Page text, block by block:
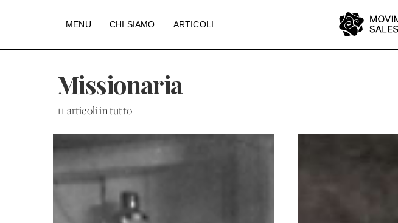
MENU CHI SIAMO ARTICOLI
Missionaria
11 articoli in tutto